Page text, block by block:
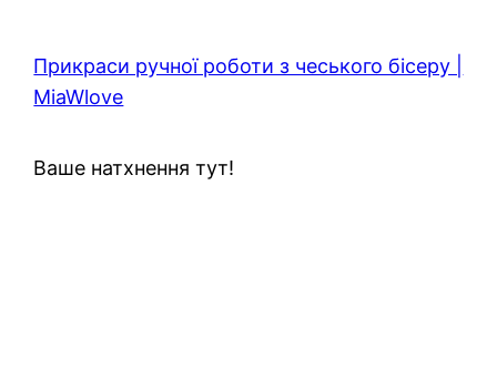
Прикраси ручної роботи з чеського бісеру |
MiaWlove
Ваше натхнення тут!